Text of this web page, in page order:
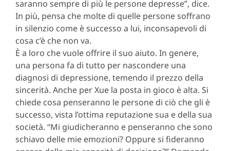
saranno sempre di più le persone depresse”, dice.
In più, pensa che molte di quelle persone soffrano
in silenzio come è successo a lui, inconsapevoli di
cosa c’è che non va.
È a loro che vuole offrire il suo aiuto. In genere,
una persona fa di tutto per nascondere una
diagnosi di depressione, temendo il prezzo della
sincerità. Anche per Xue la posta in gioco è alta. Si
chiede cosa penseranno le persone di ciò che gli è
successo, vista l’ottima reputazione sua e della sua
società. “Mi giudicheranno e penseranno che sono
schiavo delle mie emozioni? Oppure si fideranno